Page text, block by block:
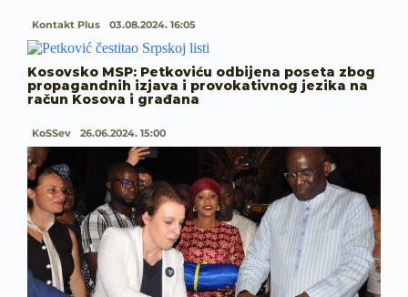
Kontakt Plus 03.08.2024. 16:05
Kosovsko MSP: Petkoviću odbijena poseta zbog
propagandnih izjava i provokativnog jezika na
račun Kosova i građana
KoSSev 26.06.2024. 15:00